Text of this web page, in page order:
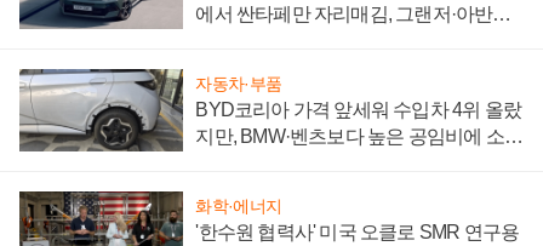
에서 싼타페만 자리매김, 그랜저·아반떼
자동차·부품
BYD코리아 가격 앞세워 수입차 4위 올랐
지만, BMW·벤츠보다 높은 공임비에 소비
화학·에너지
'한수원 협력사' 미국 오클로 SMR 연구용